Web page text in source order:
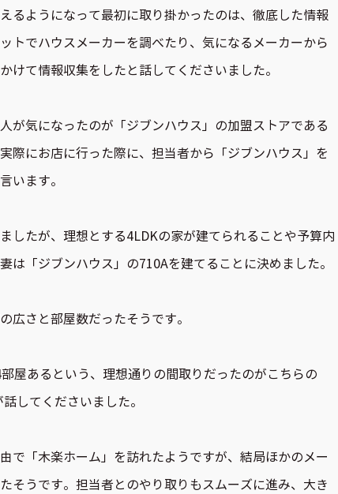
るようになって最初に取り掛かったのは、徹底した情報
トでハウスメーカーを調べたり、気になるメーカーから
けて情報収集をしたと話してくださいました。
が気になったのが「ジブンハウス」の加盟ストアである
際にお店に行った際に、担当者から「ジブンハウス」を
います。
したが、理想とする4LDKの家が建てられることや予算内
は「ジブンハウス」の710Aを建てることに決めました。
広さと部屋数だったそうです。
部屋あるという、理想通りの間取りだったのがこちらの
してくださいました。
で「木楽ホーム」を訪れたようですが、結局ほかのメー
そうです。担当者とのやり取りもスムーズに進み、大き